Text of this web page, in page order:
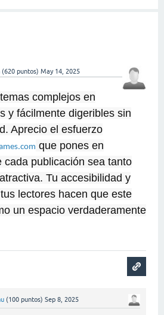
(620 puntos) May 14, 2025
complejos en
y fácilmente digeribles sin
Aprecio el esfuerzo
que pones en
cada publicación sea tanto
Tu accesibilidad y
lectores hacen que este
un espacio verdaderamente
(100 puntos) Sep 8, 2025